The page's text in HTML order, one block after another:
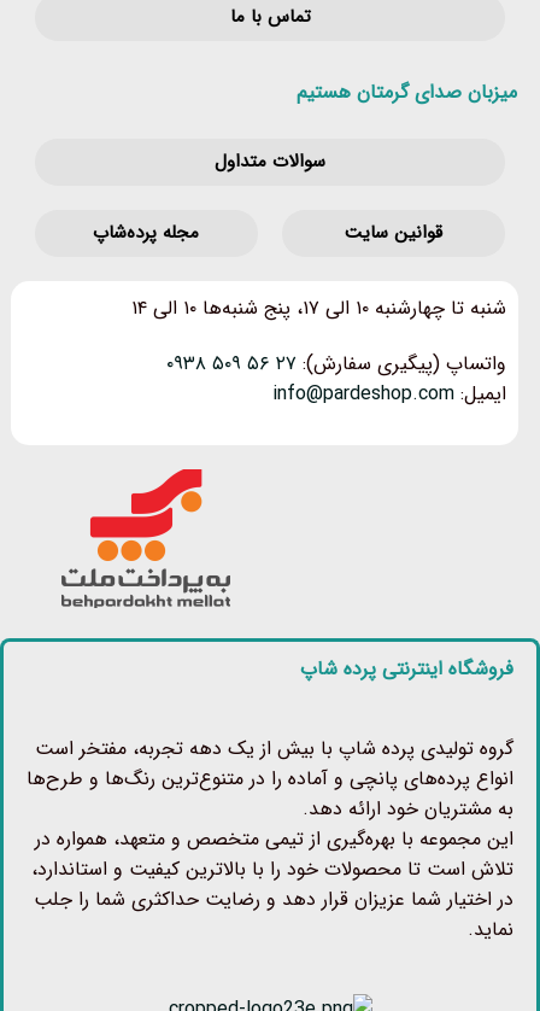
تماس با ما
میزبان صدای گرمتان هستیم
سوالات متداول
قوانین‌ سایت مجله پرده‌شاپ
شنبه تا چهارشنبه ۱۰ الی ۱۷، پنج شنبه‌ها ۱۰ الی ۱۴
واتساپ (پیگیری سفارش): ۲۷ ۵۶ ۵۰۹ ۰۹۳۸
ایمیل: info@pardeshop.com
فروشگاه اینترنتی پرده شاپ
گروه تولیدی پرده شاپ با بیش از یک دهه تجربه، مفتخر است
انواع پرده‌های پانچی و آماده را در متنوع‌ترین رنگ‌ها و طرح‌ها
به مشتریان خود ارائه دهد.
این مجموعه با بهره‌گیری از تیمی متخصص و متعهد، همواره در
تلاش است تا محصولات خود را با بالاترین کیفیت و استاندارد،
در اختیار شما عزیزان قرار دهد و رضایت حداکثری شما را جلب
نماید.